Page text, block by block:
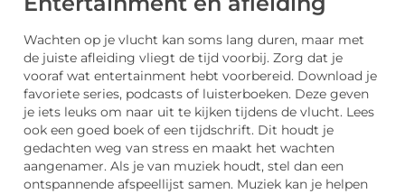
Wachten op je vlucht kan soms lang duren, maar met
de juiste afleiding vliegt de tijd voorbij. Zorg dat je
vooraf wat entertainment hebt voorbereid. Download je
favoriete series, podcasts of luisterboeken. Deze geven
je iets leuks om naar uit te kijken tijdens de vlucht. Lees
ook een goed boek of een tijdschrift. Dit houdt je
gedachten weg van stress en maakt het wachten
aangenamer. Als je van muziek houdt, stel dan een
ontspannende afspeellijst samen. Muziek kan je helpen